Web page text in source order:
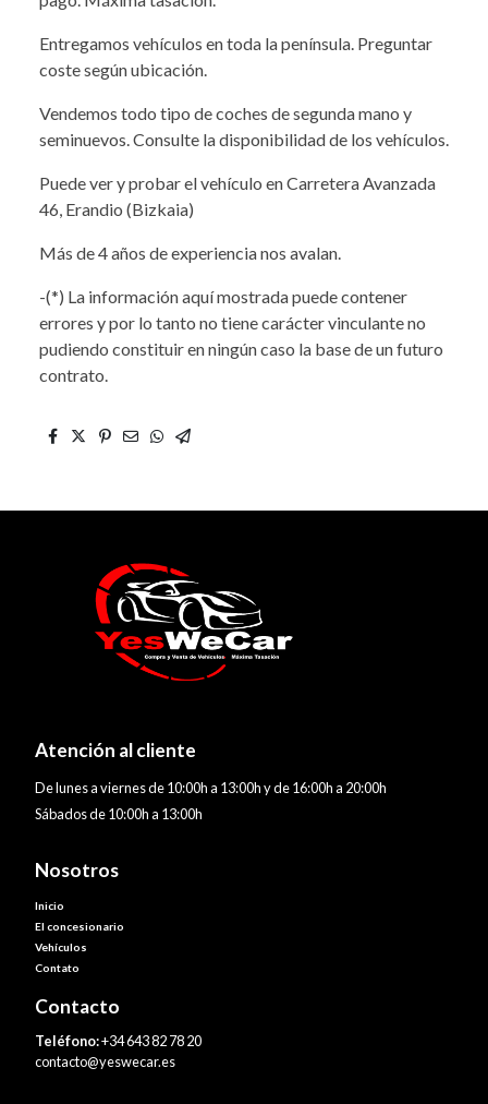
Entregamos vehículos en toda la península. Preguntar
coste según ubicación.
Vendemos todo tipo de coches de segunda mano y
seminuevos. Consulte la disponibilidad de los vehículos.
Puede ver y probar el vehículo en Carretera Avanzada
46, Erandio (Bizkaia)
Más de 4 años de experiencia nos avalan.
-(*) La información aquí mostrada puede contener
errores y por lo tanto no tiene carácter vinculante no
pudiendo constituir en ningún caso la base de un futuro
contrato.
Atención al cliente
De lunes a viernes de 10:00h a 13:00h y de 16:00h a 20:00h
Sábados de 10:00h a 13:00h
Nosotros
Inicio
El concesionario
Vehículos
Contato
Contacto
Teléfono:+34 643 82 78 20
contacto@yeswecar.es